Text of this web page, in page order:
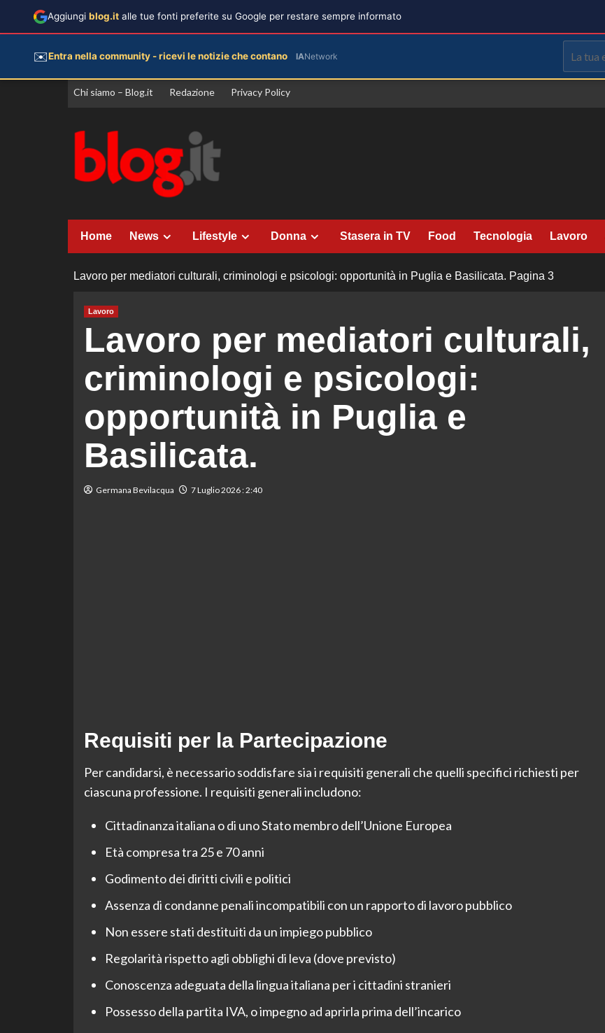
Vai
Chi siamo – Blog.it Redazione Privacy Policy
Home News Lifestyle Donna Stasera in TV Food Tecnologia Lavoro
Lavoro per mediatori culturali, criminologi e psicologi: opportunità in Puglia e Basilicata. Pagina 3
Lavoro
Lavoro per mediatori culturali,
criminologi e psicologi:
opportunità in Puglia e
Basilicata.
Germana Bevilacqua 7 Luglio 2026 : 2:40
Requisiti per la Partecipazione
Per candidarsi, è necessario soddisfare sia i requisiti generali che quelli specifici richiesti per
ciascuna professione. I requisiti generali includono:
Cittadinanza italiana o di uno Stato membro dell’Unione Europea
Età compresa tra 25 e 70 anni
Godimento dei diritti civili e politici
Assenza di condanne penali incompatibili con un rapporto di lavoro pubblico
Non essere stati destituiti da un impiego pubblico
Regolarità rispetto agli obblighi di leva (dove previsto)
Conoscenza adeguata della lingua italiana per i cittadini stranieri
Possesso della partita IVA, o impegno ad aprirla prima dell’incarico
Aggiungi blog.it alle tue fonti preferite su Google per restare sempre informato
✉️Entra nella community - ricevi le notizie che contano IANetwork